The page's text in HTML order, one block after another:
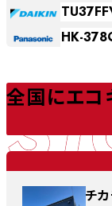
HK-
全国にエコ
チ